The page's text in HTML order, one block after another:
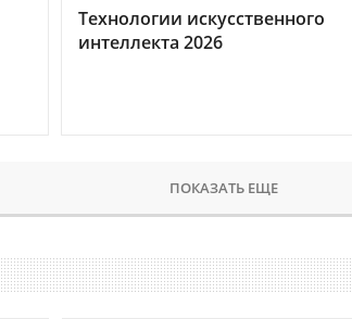
Технологии искусственного
интеллекта 2026
ПОКАЗАТЬ ЕЩЕ